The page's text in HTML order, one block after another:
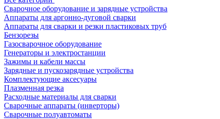
Сварочное оборудование и зарядные устройства
Аппараты для аргонно-дуговой сварки
Аппараты для сварки и резки пластиковых труб
Бензорезы
Газосварочное оборудование
Генераторы и электростанции
Зажимы и кабели массы
Зарядные и пускозарядные устройства
Комплектующие аксесуары
Плазменная резка
Расходные материалы для сварки
Сварочные аппараты (инверторы)
Сварочные полуавтоматы